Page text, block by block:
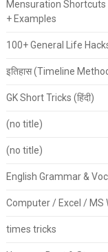
Mensuration Shortcuts
+ Examples
100+ General Life Hacks
इतिहास (Timeline
GK Short Tricks (हिंदी)
(no title)
(no title)
English Grammar &
Computer / Excel / MS
times tricks